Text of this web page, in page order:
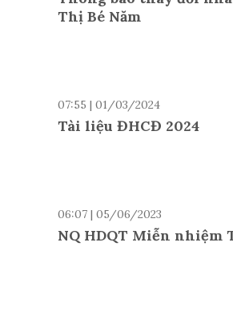
Thị Bé Năm
07:55 | 01/03/2024
Tài liệu ĐHCĐ 2024
06:07 | 05/06/2023
NQ HDQT Miễn nhiệm